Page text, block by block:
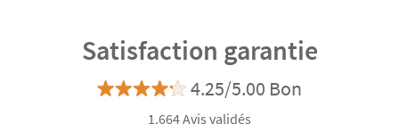
Satisfaction garantie
4.25/5.00 Bon
1.664 Avis validés